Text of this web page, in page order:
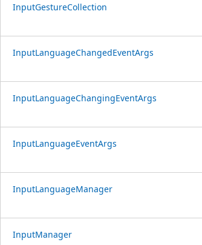
InputGestureCollection
InputLanguageChangedEventArgs
InputLanguageChangingEventArgs
InputLanguageEventArgs
InputLanguageManager
InputManager